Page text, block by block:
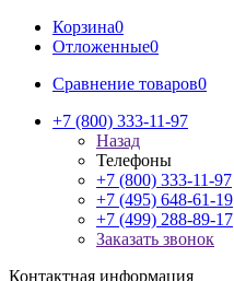
Корзина0
Отложенные0
Сравнение товаров0
+7 (800) 333-11-97
Назад
Телефоны
+7 (800) 333-11-97
+7 (495) 648-61-19
+7 (499) 288-89-17
Заказать звонок
Контактная информация